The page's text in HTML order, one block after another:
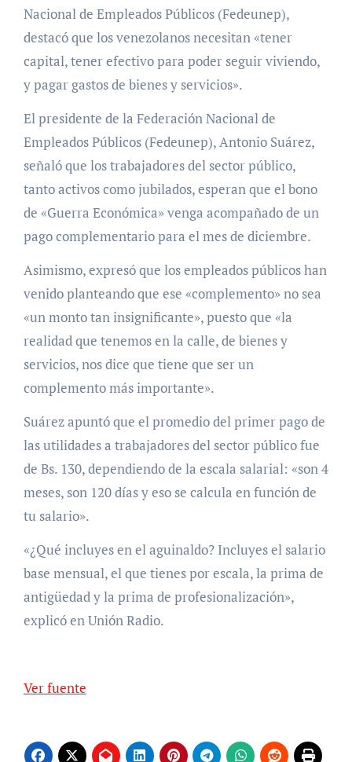
Nacional de Empleados Públicos (Fedeunep),
destacó que los venezolanos necesitan «tener
capital, tener efectivo para poder seguir viviendo,
y pagar gastos de bienes y servicios».
El presidente de la Federación Nacional de
Empleados Públicos (Fedeunep), Antonio Suárez,
señaló que los trabajadores del sector público,
tanto activos como jubilados, esperan que el bono
de «Guerra Económica» venga acompañado de un
pago complementario para el mes de diciembre.
Asimismo, expresó que los empleados públicos han
venido planteando que ese «complemento» no sea
«un monto tan insignificante», puesto que «la
realidad que tenemos en la calle, de bienes y
servicios, nos dice que tiene que ser un
complemento más importante».
Suárez apuntó que el promedio del primer pago de
las utilidades a trabajadores del sector público fue
de Bs. 130, dependiendo de la escala salarial: «son 4
meses, son 120 días y eso se calcula en función de
tu salario».
«¿Qué incluyes en el aguinaldo? Incluyes el salario
base mensual, el que tienes por escala, la prima de
antigüedad y la prima de profesionalización»,
explicó en Unión Radio.
Ver fuente